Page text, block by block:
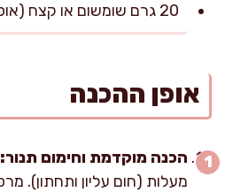
20 גרם שומשום או קצח (אופציונלי)
אופן ההכנה
הכנה מוקדמת וחימום תנור: